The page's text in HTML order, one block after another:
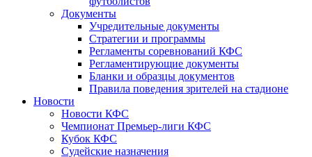
Документы
Учредительные документы
Стратегии и программы
Регламенты соревнований КФС
Регламентирующие документы
Бланки и образцы документов
Правила поведения зрителей на стадионе
Новости
Новости КФС
Чемпионат Премьер-лиги КФС
Кубок КФС
Судейские назначения